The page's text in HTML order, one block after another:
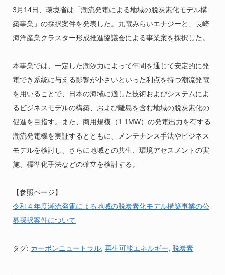
3月14日、環境省は「潮流発電による地域の脱炭素化モデル構
築事業」の採択案件を発表した。九電みらいエナジーと、長崎
海洋産業クラスター形成推進協議会による事業案を採択した。
本事業では、一定した潮汐力によって年間を通じて安定的に発
電でき系統に与える影響が小さいといった利点を持つ潮流発電
を用いることで、日本の海域に適した技術およびシステムによ
るビジネスモデルの構築、および離島を含む地域の脱炭素化の
促進を目指す。また、 商用規模（1.1MW）の発電出力を有する
潮流発電機を実証するとともに、メンテナンス手法やビジネス
モデルを検討し、さらに地域との共生、環境アセスメントの実
施、標準化手法などの確立を検討する。
【参照ページ】
令和４年度潮流発電による地域の脱炭素化モデル構築事業の公
募採択案件について
タグ: カーボンニュートラル, 再生可能エネルギー 脱炭素